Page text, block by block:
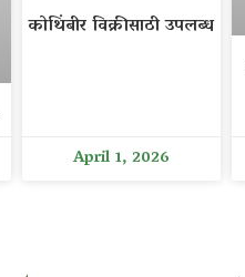
कोथिंबीर विक्रीसाठी उपलब्ध
April 1, 2026